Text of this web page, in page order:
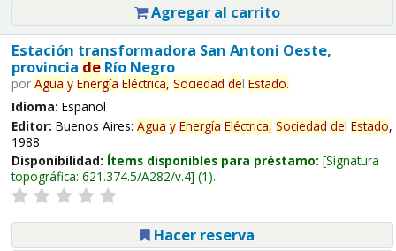
Agregar al carrito
Estación transformadora San Antoni Oeste,
provincia deRío Negro
por Agua y Energía Eléctrica, Sociedad del Estado.
Idioma: Español
Editor: Buenos Aires: Agua y Energía Eléctrica, Sociedad del Estado,
1988
Disponibilidad: Ítems disponibles para préstamo: Signatura
topográfica: 621.374.5/A282/v.4 (1).
Hacer reserva